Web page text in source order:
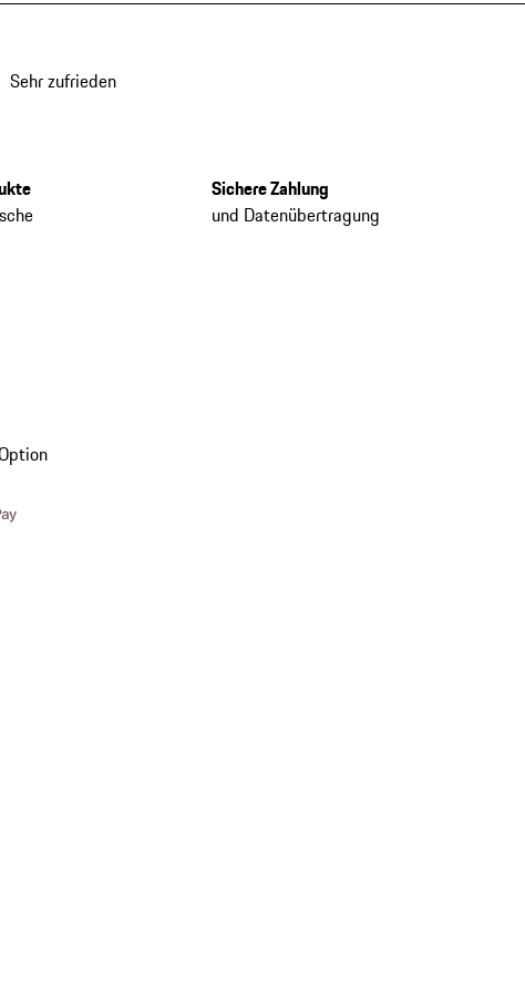
Sehr zufrieden
Sichere Zahlung
und Datenübertragung